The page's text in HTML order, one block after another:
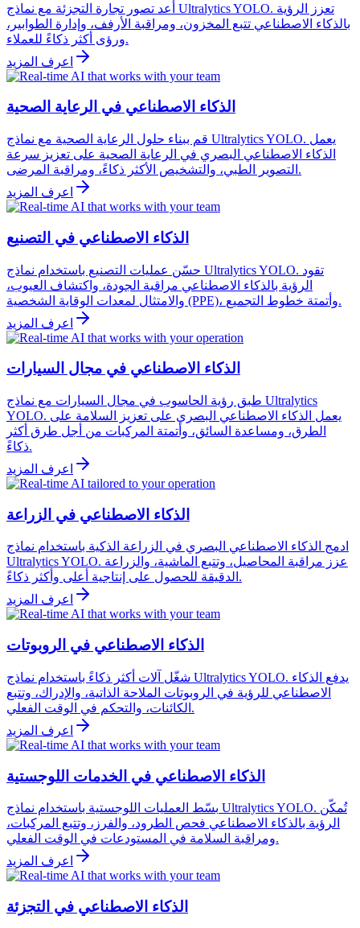
أعد تصور تجارة التجزئة مع نماذج Ultralytics YOLO. تعزز الرؤية
بالذكاء الاصطناعي تتبع المخزون، ومراقبة الأرفف، وإدارة الطوابير،
ورؤى أكثر ذكاءً للعملاء.
اعرف المزيد
الذكاء الاصطناعي في الرعاية الصحية
قم ببناء حلول الرعاية الصحية مع نماذج Ultralytics YOLO. يعمل
الذكاء الاصطناعي البصري في الرعاية الصحية على تعزيز سرعة
التصوير الطبي، والتشخيص الأكثر ذكاءً، ومراقبة المرضى.
اعرف المزيد
الذكاء الاصطناعي في التصنيع
حسّن عمليات التصنيع باستخدام نماذج Ultralytics YOLO. تقود
الرؤية بالذكاء الاصطناعي مراقبة الجودة، واكتشاف العيوب،
والامتثال لمعدات الوقاية الشخصية (PPE)، وأتمتة خطوط التجميع.
اعرف المزيد
الذكاء الاصطناعي في مجال السيارات
طبق رؤية الحاسوب في مجال السيارات مع نماذج Ultralytics
YOLO. يعمل الذكاء الاصطناعي البصري على تعزيز السلامة على
الطرق، ومساعدة السائق، وأتمتة المركبات من أجل طرق أكثر
ذكاءً.
اعرف المزيد
الذكاء الاصطناعي في الزراعة
ادمج الذكاء الاصطناعي البصري في الزراعة الذكية باستخدام نماذج
Ultralytics YOLO. عزز مراقبة المحاصيل، وتتبع الماشية، والزراعة
الدقيقة للحصول على إنتاجية أعلى وأكثر ذكاءً.
اعرف المزيد
الذكاء الاصطناعي في الروبوتات
شغّل آلات أكثر ذكاءً باستخدام نماذج Ultralytics YOLO. يدفع الذكاء
الاصطناعي للرؤية في الروبوتات الملاحة الذاتية، والإدراك، وتتبع
الكائنات، والتحكم في الوقت الفعلي.
اعرف المزيد
الذكاء الاصطناعي في الخدمات اللوجستية
بسّط العمليات اللوجستية باستخدام نماذج Ultralytics YOLO. تُمكّن
الرؤية بالذكاء الاصطناعي فحص الطرود، والفرز، وتتبع المركبات،
ومراقبة السلامة في المستودعات في الوقت الفعلي.
اعرف المزيد
الذكاء الاصطناعي في التجزئة